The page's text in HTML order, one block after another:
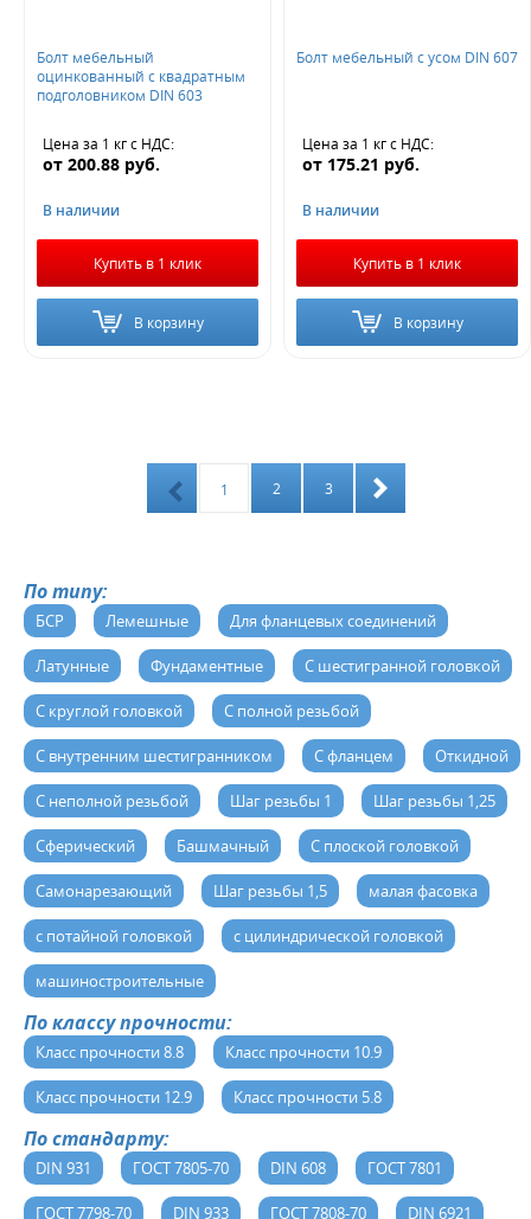
Болт мебельный
оцинкованный с квадратным
подголовником DIN 603
Цена за 1 кгс НДС:
от 200.88 руб.
В наличии
Купить в 1 клик
В корзину
Болт мебельный с усом DIN 607
Цена за 1 кгс НДС:
от 175.21 руб.
В наличии
Купить в 1 клик
В корзину
1 2 3
По типу:
БСР Лемешные Для фланцевых соединений
Латунные Фундаментные С шестигранной головкой
С круглой головкой С полной резьбой
С внутренним шестигранником C фланцем Откидной
С неполной резьбой Шаг резьбы 1 Шаг резьбы 1,25
Сферический Башмачный С плоской головкой
Самонарезающий Шаг резьбы 1,5 малая фасовка
с потайной головкой с цилиндрической головкой
машиностроительные
По классу прочности:
Класс прочности 8.8 Класс прочности 10.9
Класс прочности 12.9 Класс прочности 5.8
По стандарту:
DIN 931 ГОСТ 7805-70 DIN 608 ГОСТ 7801
ГОСТ 7798-70 DIN 933 ГОСТ 7808-70 DIN 6921